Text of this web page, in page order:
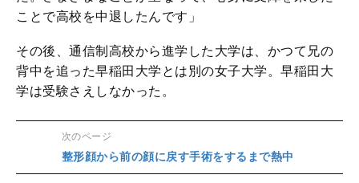
ことで高校を中退したんです」
その後、通信制高校から進学した大学は、かつて兄の
背中を追った早稲田大学とは別の女子大学。早稲田大
学は受験さえしなかった。
次のページ
整形顔から前の顔に戻す手術をするまで熱中